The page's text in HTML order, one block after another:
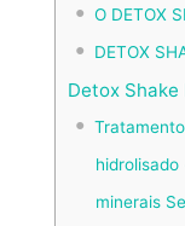
O DETOX
DETOX
Detox Shake
hidrolisado
minerais